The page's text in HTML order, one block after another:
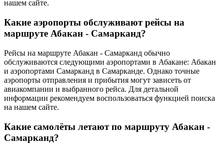
нашем сайте.
Какие аэропорты обслуживают рейсы на
маршруте Абакан - Самарканд?
Рейсы на маршруте Абакан - Самарканд обычно
обслуживаются следующими аэропортами в Абакане: Абакан
и аэропортами Самарканд в Самарканде. Однако точные
аэропорты отправления и прибытия могут зависеть от
авиакомпании и выбранного рейса. Для детальной
информации рекомендуем воспользоваться функцией поиска
на нашем сайте.
Какие самолёты летают по маршруту Абакан -
Самарканд?